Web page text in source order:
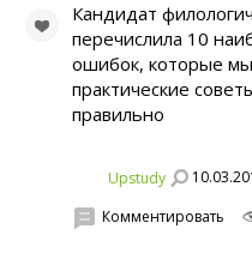
Кандидат
перечислила 10
ошибок, которые
практические
правильно
Upstudy
Комментировать